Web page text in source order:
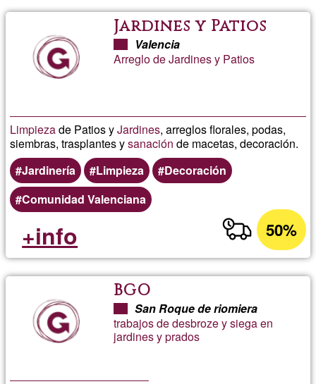
Jardines y Patios
Valencia
Arreglo de Jardines y Patios
Limpiezade Patios yJardines, arreglos florales, podas,
siembras, trasplantes ysanación de macetas, decoración.
Jardinería
Limpieza
Decoración
Comunidad Valenciana
50%
+info
BGO
San Roque de riomiera
trabajos de desbroze y siega en
jardines y prados